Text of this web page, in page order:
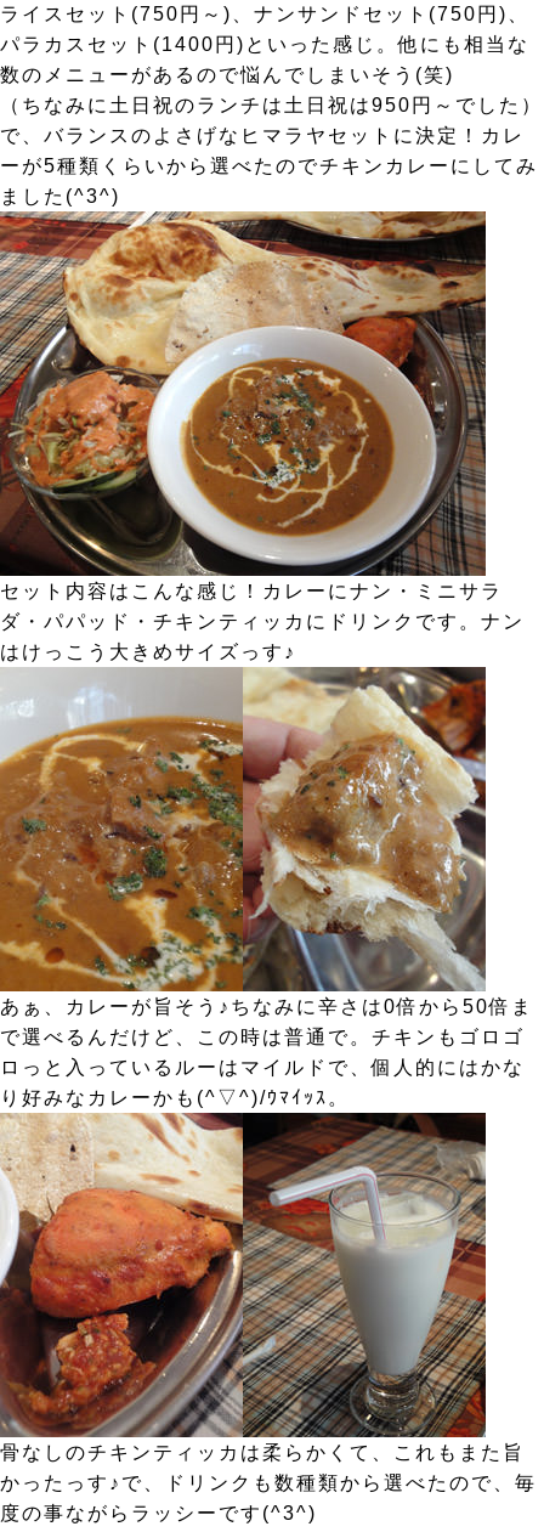
ライスセット(750円～)、ナンサンドセット(750円)、
パラカスセット(1400円)といった感じ。他にも相当な
数のメニューがあるので悩んでしまいそう(笑)
（ちなみに土日祝のランチは土日祝は950円～でした）
で、バランスのよさげなヒマラヤセットに決定！カレ
ーが5種類くらいから選べたのでチキンカレーにしてみ
ました(^3^)
セット内容はこんな感じ！カレーにナン・ミニサラ
ダ・パパッド・チキンティッカにドリンクです。ナン
はけっこう大きめサイズっす♪
あぁ、カレーが旨そう♪ちなみに辛さは0倍から50倍ま
で選べるんだけど、この時は普通で。チキンもゴロゴ
ロっと入っているルーはマイルドで、個人的にはかな
り好みなカレーかも(^▽^)/ｳﾏｲｯｽ。
骨なしのチキンティッカは柔らかくて、これもまた旨
かったっす♪で、ドリンクも数種類から選べたので、毎
度の事ながらラッシーです(^3^)